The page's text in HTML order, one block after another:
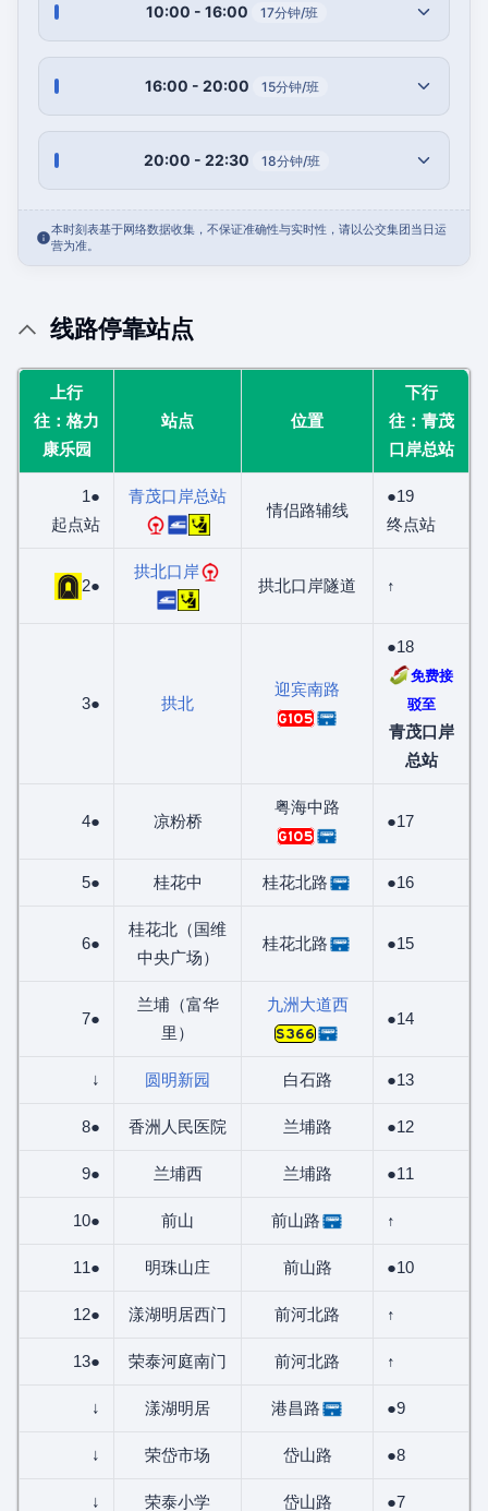
10:00 - 16:00 17分钟/班
16:00 - 20:00 15分钟/班
20:00 - 22:30 18分钟/班
本时刻表基于网络数据收集，不保证准确性与实时性，请以公交集团当日运
营为准。
线路停靠站点
上行
往：格力
康乐园
站点 位置
下行
往：青茂
口岸总站
1●
起点站
青茂口岸总站
情侣路辅线
●19
终点站
2●
拱北口岸
拱北口岸隧道 ↑
3● 拱北
迎宾南路
G105
●18
免费接
驳至
青茂口岸
总站
4● 凉粉桥
粤海中路
G105
●17
5● 桂花中 桂花北路 ●16
6●
桂花北（国维
中央广场）
桂花北路 ●15
7●
兰埔（富华
里）
九洲大道西
S366
●14
↓ 圆明新园 白石路 ●13
8● 香洲人民医院 兰埔路 ●12
9● 兰埔西 兰埔路 ●11
10● 前山 前山路 ↑
11● 明珠山庄 前山路 ●10
12● 漾湖明居西门 前河北路 ↑
13● 荣泰河庭南门 前河北路 ↑
↓ 漾湖明居 港昌路 ●9
↓ 荣岱市场 岱山路 ●8
↓ 荣泰小学 岱山路 ●7